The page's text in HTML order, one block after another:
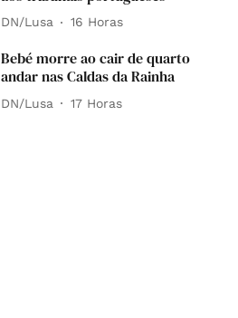
DN/Lusa 16 Horas
Bebé morre ao cair de quarto
andar nas Caldas da Rainha
DN/Lusa 17 Horas